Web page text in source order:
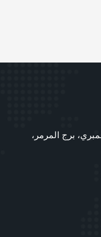
برج المرمر،